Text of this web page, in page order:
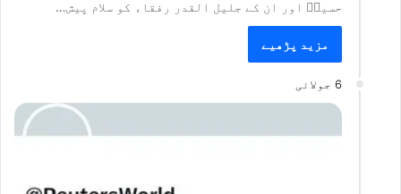
حسینؓ اور ان کے جلیل القدر رفقاء کو سلام پیش…
مزید پڑھیے
6 جولائی